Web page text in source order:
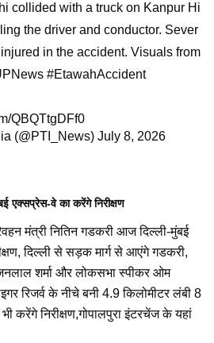
collided with a truck on Kanpur Hi
the driver and conductor. Sever
in the accident. Visuals from
#EtawahAccident
QBQTtgDFf0
(@PTI_News) July 8, 2026
एक्सप्रेस-वे का करेंगे निरीक्षण
मंत्री नितिन गडकरी आज दिल्ली-मुंबई
दिल्ली से सड़क मार्ग से आएंगे गडकरी,
शर्मा और लोकसभा स्पीकर ओम
रिजर्व के नीचे बनी 4.9 किलोमीटर लंबी 8
करेंगे निरीक्षण,गोपालपुरा इंटरचेंज के यहां